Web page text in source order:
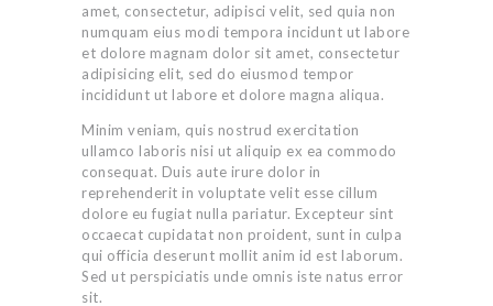
amet, consectetur, adipisci velit, sed quia non
numquam eius modi tempora incidunt ut labore
et dolore magnam dolor sit amet, consectetur
adipisicing elit, sed do eiusmod tempor
incididunt ut labore et dolore magna aliqua.
Minim veniam, quis nostrud exercitation
ullamco laboris nisi ut aliquip ex ea commodo
consequat. Duis aute irure dolor in
reprehenderit in voluptate velit esse cillum
dolore eu fugiat nulla pariatur. Excepteur sint
occaecat cupidatat non proident, sunt in culpa
qui officia deserunt mollit anim id est laborum.
Sed ut perspiciatis unde omnis iste natus error
sit.